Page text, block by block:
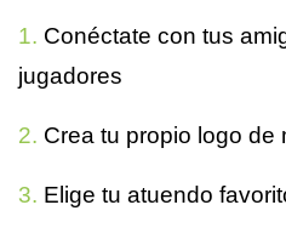
1. Conéctate con tus
jugadores
2. Crea tu propio logo de
3. Elige tu atuendo